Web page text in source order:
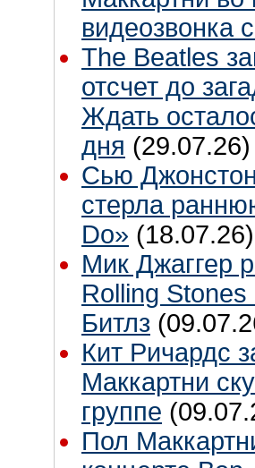
видеозвонка
The Beatles
отсчет до
Ждать
дня (29.07.26)
Сью
стерла
Do» (18.07.26)
Мик Джаггер
Rolling Stones
Битлз
Кит Ричардс
Маккартни
группе
Пол